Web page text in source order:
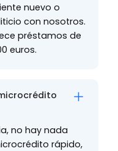
nuevo o
con nosotros.
préstamos de
euros.
no hay nada
rápido,